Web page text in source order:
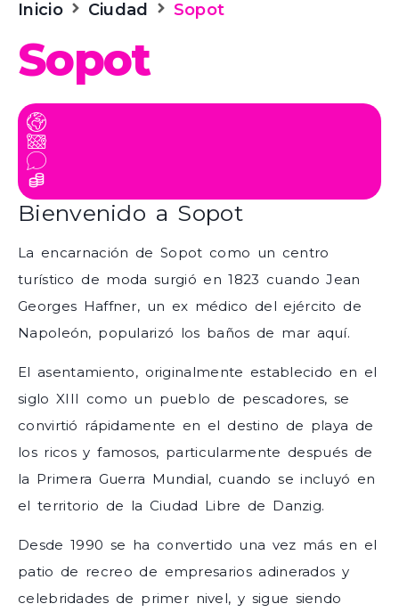
Inicio Ciudad Sopot
Sopot
Bienvenido a Sopot
La encarnación de Sopot como un centro
turístico de moda surgió en 1823 cuando Jean
Georges Haffner, un ex médico del ejército de
Napoleón, popularizó los baños de mar aquí.
El asentamiento, originalmente establecido en el
siglo XIII como un pueblo de pescadores, se
convirtió rápidamente en el destino de playa de
los ricos y famosos, particularmente después de
la Primera Guerra Mundial, cuando se incluyó en
el territorio de la Ciudad Libre de Danzig.
Desde 1990 se ha convertido una vez más en el
patio de recreo de empresarios adinerados y
celebridades de primer nivel, y sigue siendo